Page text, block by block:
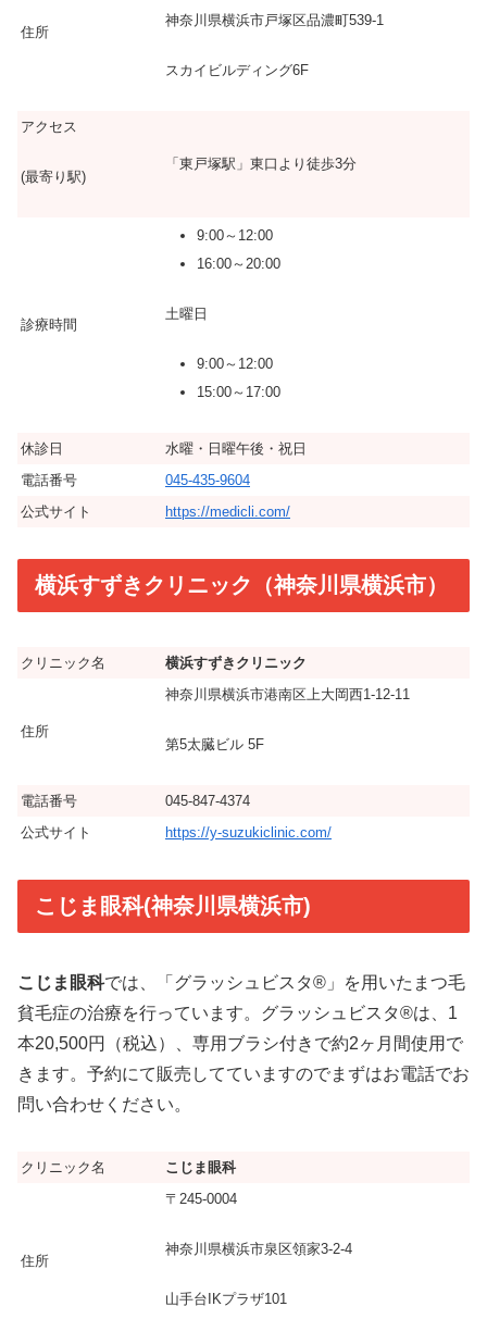
住所
神奈川県横浜市戸塚区品濃町539-1
スカイビルディング6F
アクセス
(最寄り駅)
「東戸塚駅」東口より徒歩3分
診療時間
9:00～12:00
16:00～20:00
土曜日
9:00～12:00
15:00～17:00
休診日
水曜・日曜午後・祝日
電話番号
045-435-9604
公式サイト
https://medicli.com/
横浜すずきクリニック（神奈川県横浜市）
クリニック名 横浜すずきクリニック
住所
神奈川県横浜市港南区上大岡西1-12-11
第5太臓ビル 5F
電話番号
045-847-4374
公式サイト
https://y-suzukiclinic.com/
こじま眼科(神奈川県横浜市)
こじま眼科では、「グラッシュビスタ®」を用いたまつ毛
貧毛症の治療を行っています。グラッシュビスタ®は、1
本20,500円（税込）、専用ブラシ付きで約2ヶ月間使用で
きます。予約にて販売してていますのでまずはお電話でお
問い合わせください。
クリニック名 こじま眼科
住所
〒245-0004
神奈川県横浜市泉区領家3-2-4
山手台IKプラザ101